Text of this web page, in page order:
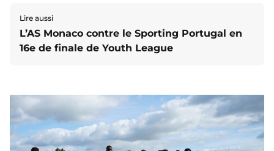
Lire aussi
L’AS Monaco contre le Sporting Portugal en
16e de finale de Youth League